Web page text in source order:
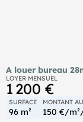
A louer bureau
LOYER MENSUEL
1 200 €
SURFACE
96 m²
MONTANT
150 €/